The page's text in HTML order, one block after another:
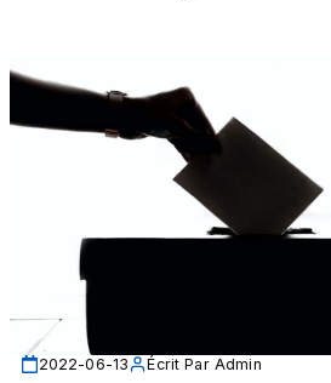
2022-06-13 Écrit Par Admin